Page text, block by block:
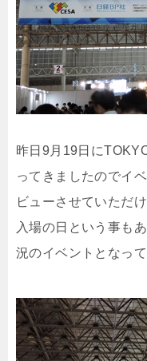
昨日9月19日に
ってきましたのでイ
ビューさせていただ
入場の日という事も
況のイベントとなって